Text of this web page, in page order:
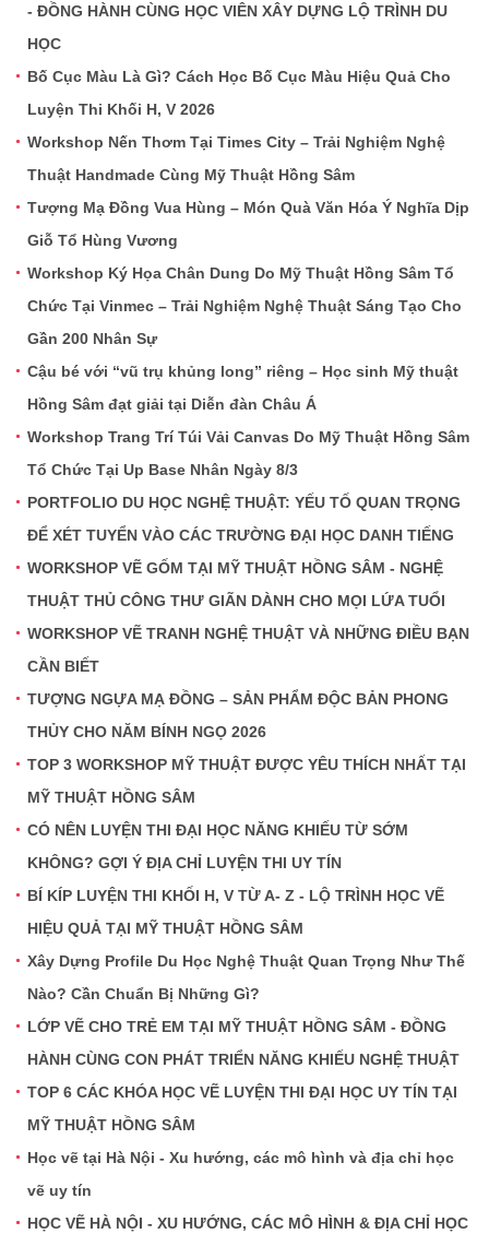
- ĐỒNG HÀNH CÙNG HỌC VIÊN XÂY DỰNG LỘ TRÌNH DU
HỌC
Bố Cục Màu Là Gì? Cách Học Bố Cục Màu Hiệu Quả Cho
Luyện Thi Khối H, V 2026
Workshop Nến Thơm Tại Times City – Trải Nghiệm Nghệ
Thuật Handmade Cùng Mỹ Thuật Hồng Sâm
Tượng Mạ Đồng Vua Hùng – Món Quà Văn Hóa Ý Nghĩa Dịp
Giỗ Tổ Hùng Vương
Workshop Ký Họa Chân Dung Do Mỹ Thuật Hồng Sâm Tổ
Chức Tại Vinmec – Trải Nghiệm Nghệ Thuật Sáng Tạo Cho
Gần 200 Nhân Sự
Cậu bé với “vũ trụ khủng long” riêng – Học sinh Mỹ thuật
Hồng Sâm đạt giải tại Diễn đàn Châu Á
Workshop Trang Trí Túi Vải Canvas Do Mỹ Thuật Hồng Sâm
Tổ Chức Tại Up Base Nhân Ngày 8/3
PORTFOLIO DU HỌC NGHỆ THUẬT: YẾU TỐ QUAN TRỌNG
ĐỂ XÉT TUYỂN VÀO CÁC TRƯỜNG ĐẠI HỌC DANH TIẾNG
WORKSHOP VẼ GỐM TẠI MỸ THUẬT HỒNG SÂM - NGHỆ
THUẬT THỦ CÔNG THƯ GIÃN DÀNH CHO MỌI LỨA TUỔI
WORKSHOP VẼ TRANH NGHỆ THUẬT VÀ NHỮNG ĐIỀU BẠN
CẦN BIẾT
TƯỢNG NGỰA MẠ ĐỒNG – SẢN PHẨM ĐỘC BẢN PHONG
THỦY CHO NĂM BÍNH NGỌ 2026
TOP 3 WORKSHOP MỸ THUẬT ĐƯỢC YÊU THÍCH NHẤT TẠI
MỸ THUẬT HỒNG SÂM
CÓ NÊN LUYỆN THI ĐẠI HỌC NĂNG KHIẾU TỪ SỚM
KHÔNG? GỢI Ý ĐỊA CHỈ LUYỆN THI UY TÍN
BÍ KÍP LUYỆN THI KHỐI H, V TỪ A- Z - LỘ TRÌNH HỌC VẼ
HIỆU QUẢ TẠI MỸ THUẬT HỒNG SÂM
Xây Dựng Profile Du Học Nghệ Thuật Quan Trọng Như Thế
Nào? Cần Chuẩn Bị Những Gì?
LỚP VẼ CHO TRẺ EM TẠI MỸ THUẬT HỒNG SÂM - ĐỒNG
HÀNH CÙNG CON PHÁT TRIỂN NĂNG KHIẾU NGHỆ THUẬT
TOP 6 CÁC KHÓA HỌC VẼ LUYỆN THI ĐẠI HỌC UY TÍN TẠI
MỸ THUẬT HỒNG SÂM
Học vẽ tại Hà Nội - Xu hướng, các mô hình và địa chỉ học
vẽ uy tín
HỌC VẼ HÀ NỘI - XU HƯỚNG, CÁC MÔ HÌNH & ĐỊA CHỈ HỌC